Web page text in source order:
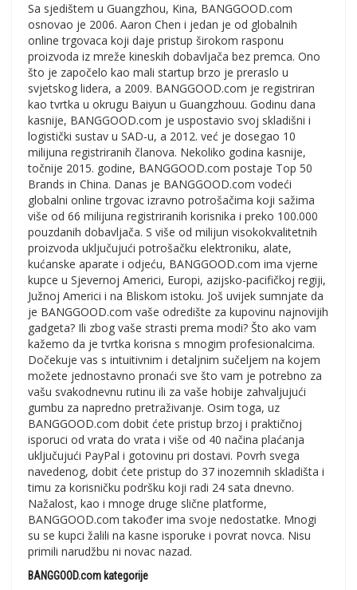
Sa sjedištem u Guangzhou, Kina, BANGGOOD.com
osnovao je 2006. Aaron Chen i jedan je od globalnih
online trgovaca koji daje pristup širokom rasponu
proizvoda iz mreže kineskih dobavljača bez premca. Ono
što je započelo kao mali startup brzo je preraslo u
svjetskog lidera, a 2009. BANGGOOD.com je registriran
kao tvrtka u okrugu Baiyun u Guangzhouu. Godinu dana
kasnije, BANGGOOD.com je uspostavio svoj skladišni i
logistički sustav u SAD-u, a 2012. već je dosegao 10
milijuna registriranih članova. Nekoliko godina kasnije,
točnije 2015. godine, BANGGOOD.com postaje Top 50
Brands in China. Danas je BANGGOOD.com vodeći
globalni online trgovac izravno potrošačima koji sažima
više od 66 milijuna registriranih korisnika i preko 100.000
pouzdanih dobavljača. S više od milijun visokokvalitetnih
proizvoda uključujući potrošačku elektroniku, alate,
kućanske aparate i odjeću, BANGGOOD.com ima vjerne
kupce u Sjevernoj Americi, Europi, azijsko-pacifičkoj regiji,
Južnoj Americi i na Bliskom istoku. Još uvijek sumnjate da
je BANGGOOD.com vaše odredište za kupovinu najnovijih
gadgeta? Ili zbog vaše strasti prema modi? Što ako vam
kažemo da je tvrtka korisna s mnogim profesionalcima.
Dočekuje vas s intuitivnim i detaljnim sučeljem na kojem
možete jednostavno pronaći sve što vam je potrebno za
vašu svakodnevnu rutinu ili za vaše hobije zahvaljujući
gumbu za napredno pretraživanje. Osim toga, uz
BANGGOOD.com dobit ćete pristup brzoj i praktičnoj
isporuci od vrata do vrata i više od 40 načina plaćanja
uključujući PayPal i gotovinu pri dostavi. Povrh svega
navedenog, dobit ćete pristup do 37 inozemnih skladišta i
timu za korisničku podršku koji radi 24 sata dnevno.
Nažalost, kao i mnoge druge slične platforme,
BANGGOOD.com također ima svoje nedostatke. Mnogi
su se kupci žalili na kasne isporuke i povrat novca. Nisu
primili narudžbu ni novac nazad.
BANGGOOD.com kategorije